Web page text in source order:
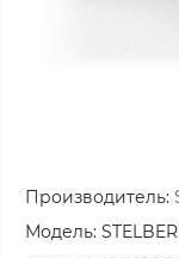
Производитель:
Модель: